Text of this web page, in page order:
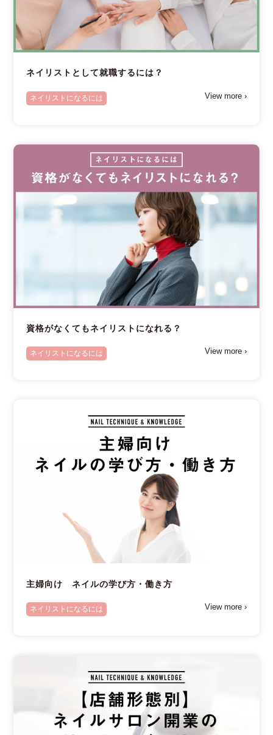
ネイリストとして就職するには？
ネイリストになるには View more ›
資格がなくてもネイリストになれる？
ネイリストになるには View more ›
主婦向け ネイルの学び方・働き方
ネイリストになるには View more ›